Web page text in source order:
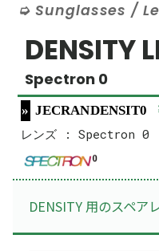
Sunglasses /
DENSITY
Spectron 0
JECRANDENSIT0
レンズ : Spectron 0
DENSITY 用のスペア